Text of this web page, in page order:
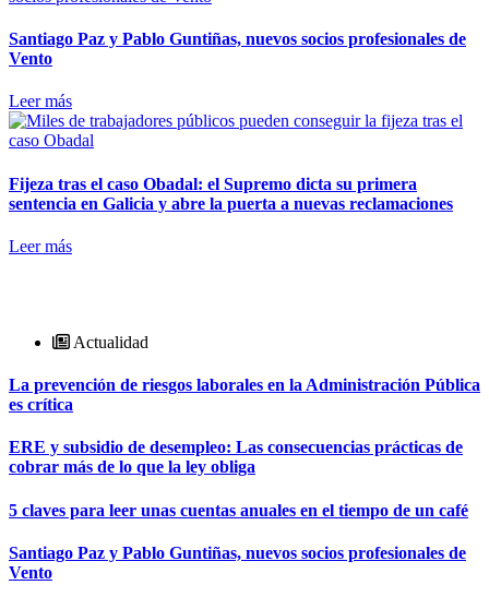
Santiago Paz y Pablo Guntiñas, nuevos socios profesionales de
Vento
Leer más
Fijeza tras el caso Obadal: el Supremo dicta su primera
sentencia en Galicia y abre la puerta a nuevas reclamaciones
Leer más
Actualidad
La prevención de riesgos laborales en la Administración Pública
es crítica
ERE y subsidio de desempleo: Las consecuencias prácticas de
cobrar más de lo que la ley obliga
5 claves para leer unas cuentas anuales en el tiempo de un café
Santiago Paz y Pablo Guntiñas, nuevos socios profesionales de
Vento